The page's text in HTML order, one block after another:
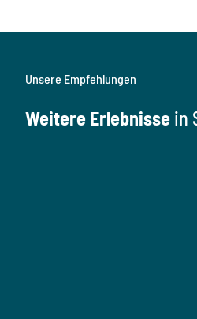
Unsere Empfehlungen
Weitere Erlebnisse in